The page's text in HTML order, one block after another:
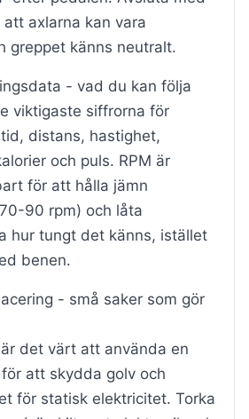
axlarna kan vara
greppet känns neutralt.
- vad du kan följa
viktigaste siffrorna för
distans, hastighet,
och puls. RPM är
för att hålla jämn
90 rpm) och låta
hur tungt det känns, istället
benen.
- små saker som gör
det värt att använda en
att skydda golv och
för statisk elektricitet. Torka